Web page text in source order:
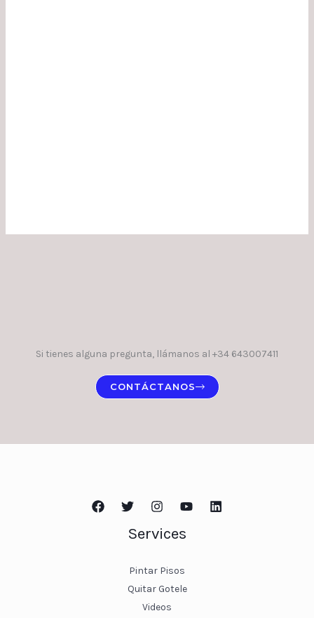
Si tienes alguna pregunta, llámanos al +34 643007411
CONTÁCTANOS
Services
Pintar Pisos
Quitar Gotele
Videos